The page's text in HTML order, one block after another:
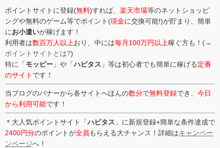
ポイントサイトに登録(無料)すれば、 楽天市場等のネットショッピ
ングや無料のゲーム等でポイント(現金に交換可能!)が貯まり、簡単
にお小遣いが稼げます！
利用者は数百万人以上おり、中には毎月100万円以上稼ぐ方も！(→
ポイントサイトとは?)
特に「モッピー 」や「ハピタス 」等は初心者でも簡単に稼げる定番
のサイト です！
当ブログのバナーから各サイトへほんの数分で無料登録でき、 今日
から利用可能です！
＊大人気ポイントサイト「ハピタス 」に新規登録+簡単な条件達成で
2400円分のポイントが全員 もらえる大チャンス！詳細はキャンペー
ンページへ！